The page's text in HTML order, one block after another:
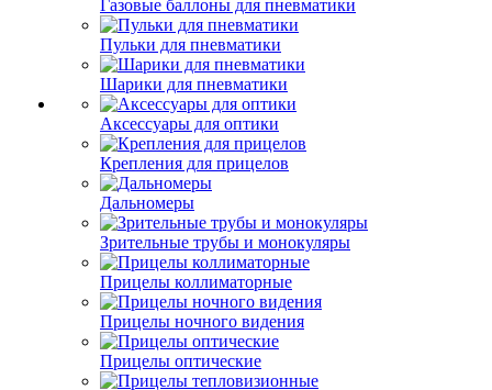
Газовые баллоны для пневматики
Пульки для пневматики
Шарики для пневматики
Аксессуары для оптики
Крепления для прицелов
Дальномеры
Зрительные трубы и монокуляры
Прицелы коллиматорные
Прицелы ночного видения
Прицелы оптические